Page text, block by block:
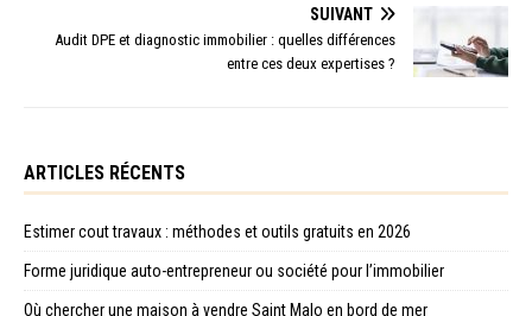
SUIVANT
Audit DPE et diagnostic immobilier : quelles différences
entre ces deux expertises ?
ARTICLES RÉCENTS
Estimer cout travaux : méthodes et outils gratuits en 2026
Forme juridique auto-entrepreneur ou société pour l’immobilier
Où chercher une maison à vendre Saint Malo en bord de mer